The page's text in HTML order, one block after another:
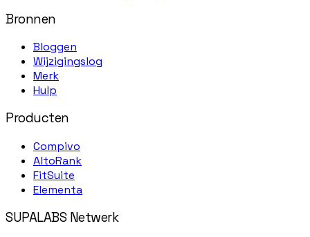
Bronnen
Bloggen
Wijzigingslog
Merk
Hulp
Producten
Compivo
AltoRank
FitSuite
Elementa
SUPALABS Netwerk